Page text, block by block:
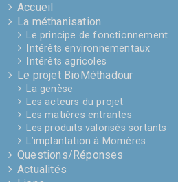
Accueil
La méthanisation
Le principe de fonctionnement
Intérêts environnementaux
Intérêts agricoles
Le projet BioMéthadour
La genèse
Les acteurs du projet
Les matières entrantes
Les produits valorisés sortants
L’implantation à Momères
Questions/Réponses
Actualités